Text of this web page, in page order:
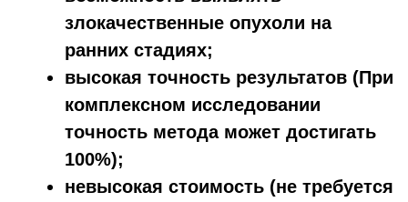
злокачественные опухоли на
ранних стадиях;
высокая точность результатов (При
комплексном исследовании
точность метода может достигать
100%);
невысокая стоимость (не требуется